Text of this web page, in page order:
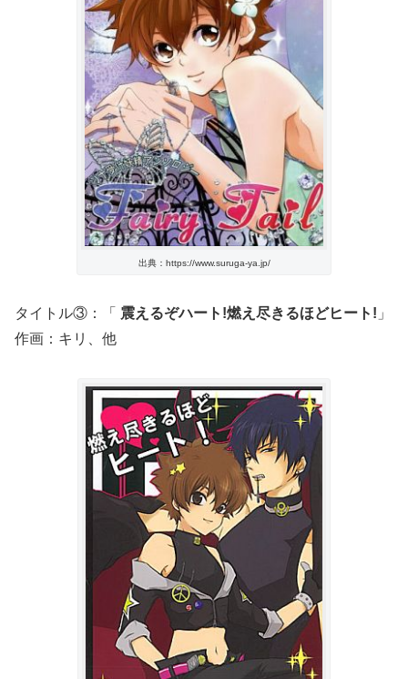
出典：https://www.suruga-ya.jp/
タイトル③：「 震えるぞハート!燃え尽きるほどヒート! 」
作画：キリ、他